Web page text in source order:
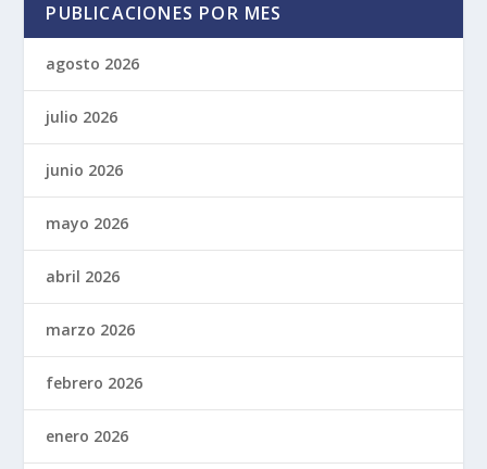
PUBLICACIONES POR MES
agosto 2026
julio 2026
junio 2026
mayo 2026
abril 2026
marzo 2026
febrero 2026
enero 2026